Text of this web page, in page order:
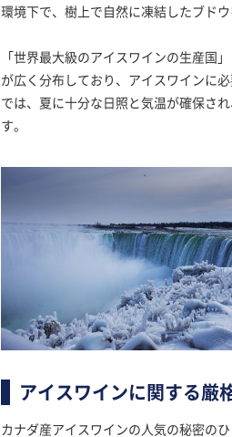
環境下で、樹上で自然に凍結したブド
「世界最大級のアイスワインの生産国
が広く分布しており、アイスワインに
では、夏に十分な日照と気温が確保さ
す。
アイスワインに関する厳
カナダ産アイスワインの人気の秘密の